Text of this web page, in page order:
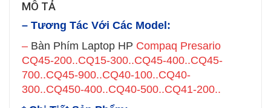
MÔ TẢ
– Tương Tác Với Các Model:
– Bàn Phím Laptop HP Compaq Presario
CQ45-200..CQ15-300..CQ45-400..CQ45-
700..CQ45-900..CQ40-100..CQ40-
300..CQ450-400..CQ40-500..CQ41-200..